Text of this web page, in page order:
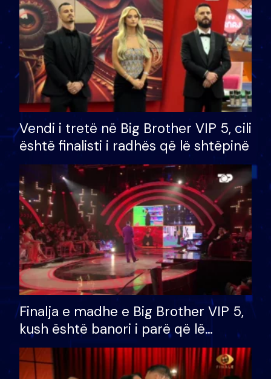
Vendi i tretë në Big Brother VIP 5, cili
është finalisti i radhës që lë shtëpinë
Finalja e madhe e Big Brother VIP 5,
kush është banori i parë që lë
shtëpinë dhe humb mundësinë për
të fituar çmimin e madh